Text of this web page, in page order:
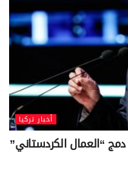
أخبار تركيا
“العمال الكردستاني”